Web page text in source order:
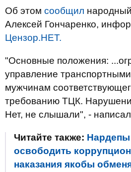
Об этом сообщил
Алексей Гончаренко,
Цензор.НЕТ.
"Основные положения:
управление
мужчинам
требованию ТЦК.
Нет, не слышали", -
Читайте также: Нардепы
освободить
наказания якобы